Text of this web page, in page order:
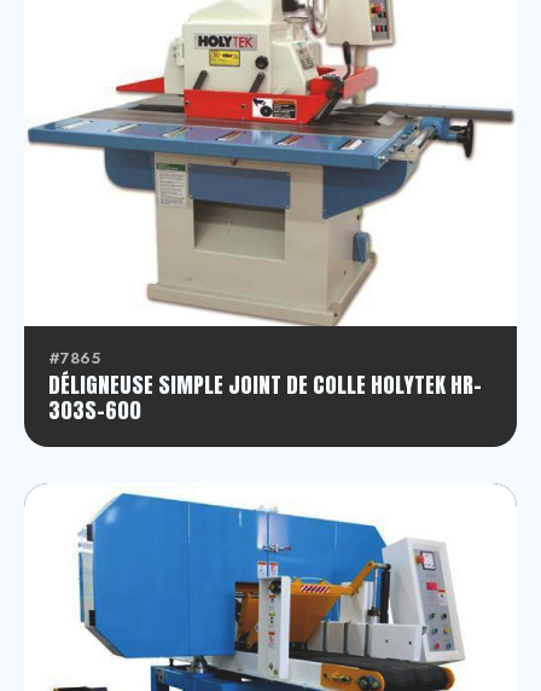
#7865
DÉLIGNEUSE SIMPLE JOINT DE COLLE HOLYTEK HR-
303S-600